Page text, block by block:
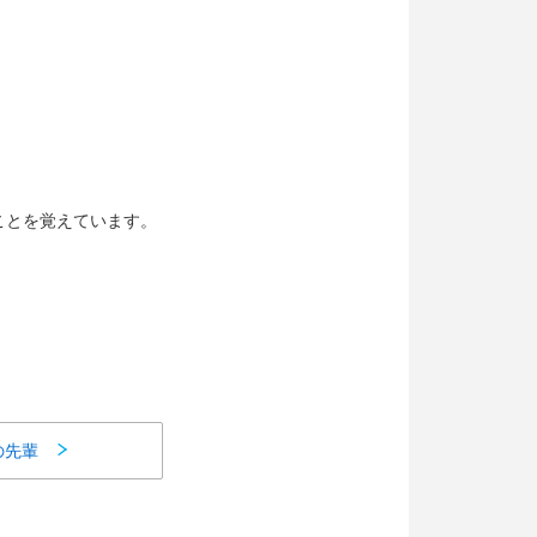
を覚えています。
先輩